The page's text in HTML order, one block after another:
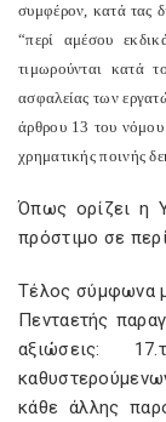
συμφέρον, κατά τας
“περί αμέσου
τιμωρούνται κατά
ασφαλείας των
άρθρου 13 του
χρηματικής ποινής
Όπως ορίζει η
πρόστιμο σε
Τέλος σύμφωνα
Πενταετής
αξιώσεις:
κάθε άλλης